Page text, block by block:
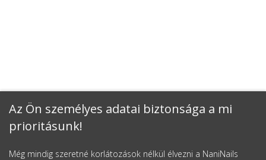
Az Ön személyes adatai biztonsága a mi
prioritásunk!
Még mindig szeretné korlátozások nélkül élvezni a NaniNails